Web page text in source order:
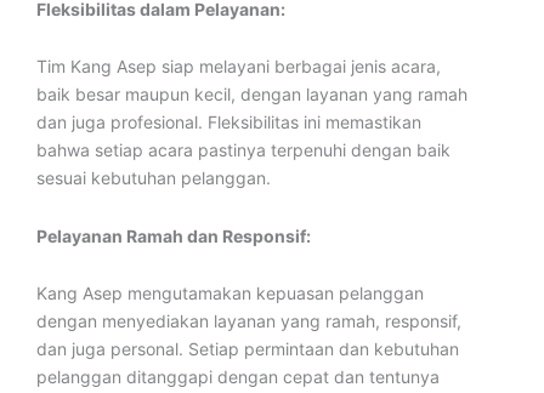
Fleksibilitas dalam Pelayanan:
Tim Kang Asep siap melayani berbagai jenis acara,
baik besar maupun kecil, dengan layanan yang ramah
dan juga profesional. Fleksibilitas ini memastikan
bahwa setiap acara pastinya terpenuhi dengan baik
sesuai kebutuhan pelanggan.
Pelayanan Ramah dan Responsif:
Kang Asep mengutamakan kepuasan pelanggan
dengan menyediakan layanan yang ramah, responsif,
dan juga personal. Setiap permintaan dan kebutuhan
pelanggan ditanggapi dengan cepat dan tentunya